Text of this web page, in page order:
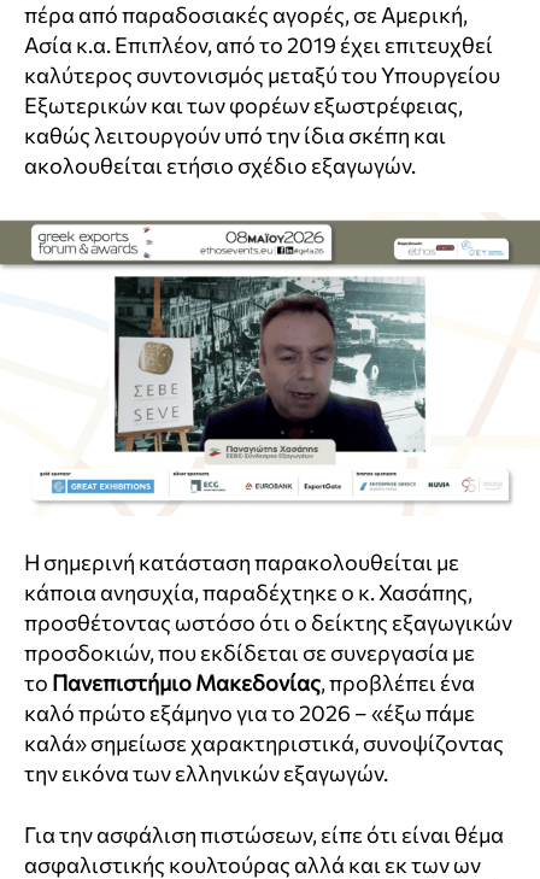
πέρα από παραδοσιακές αγορές, σε Αμερική,
Ασία κ.α. Επιπλέον, από το 2019 έχει επιτευχθεί
καλύτερος συντονισμός μεταξύ του Υπουργείου
Εξωτερικών και των φορέων εξωστρέφειας,
καθώς λειτουργούν υπό την ίδια σκέπη και
ακολουθείται ετήσιο σχέδιο εξαγωγών.
Η σημερινή κατάσταση παρακολουθείται με
κάποια ανησυχία, παραδέχτηκε ο κ. Χασάπης,
προσθέτοντας ωστόσο ότι ο δείκτης εξαγωγικών
προσδοκιών, που εκδίδεται σε συνεργασία με
το Πανεπιστήμιο Μακεδονίας, προβλέπει ένα
καλό πρώτο εξάμηνο για το 2026 – «έξω πάμε
καλά» σημείωσε χαρακτηριστικά, συνοψίζοντας
την εικόνα των ελληνικών εξαγωγών.
Για την ασφάλιση πιστώσεων, είπε ότι είναι θέμα
ασφαλιστικής κουλτούρας αλλά και εκ των ων